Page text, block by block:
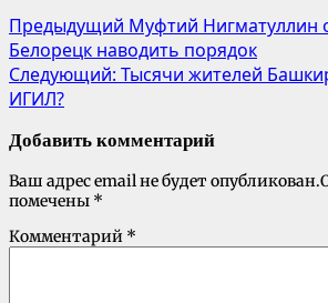
Предыдущий Муфтий Нигматуллин
Белорецк наводить порядок
Следующий: Тысячи жителей
ИГИЛ?
Добавить комментарий
Ваш адрес email не будет опубликован.
помечены *
Комментарий *